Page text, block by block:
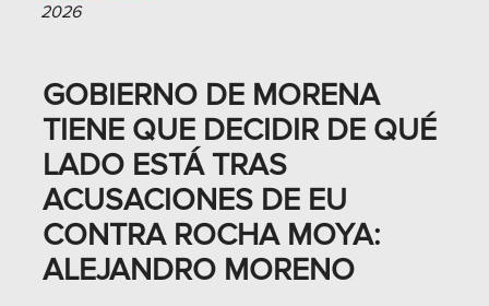
2026
GOBIERNO DE MORENA
TIENE QUE DECIDIR DE QUÉ
LADO ESTÁ TRAS
ACUSACIONES DE EU
CONTRA ROCHA MOYA:
ALEJANDRO MORENO